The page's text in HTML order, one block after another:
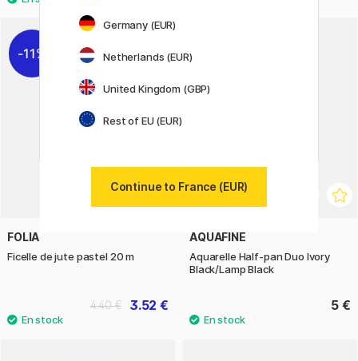
11%
FOLIA
Ficelle de jute pastel 20 m
3.52 €
4.40 €
AQUAFINE
Aquarelle Half-pan Duo Ivory
Black/Lamp Black
5 €
Germany (EUR)
Netherlands (EUR)
United Kingdom (GBP)
Rest of EU (EUR)
Continue to France (EUR)